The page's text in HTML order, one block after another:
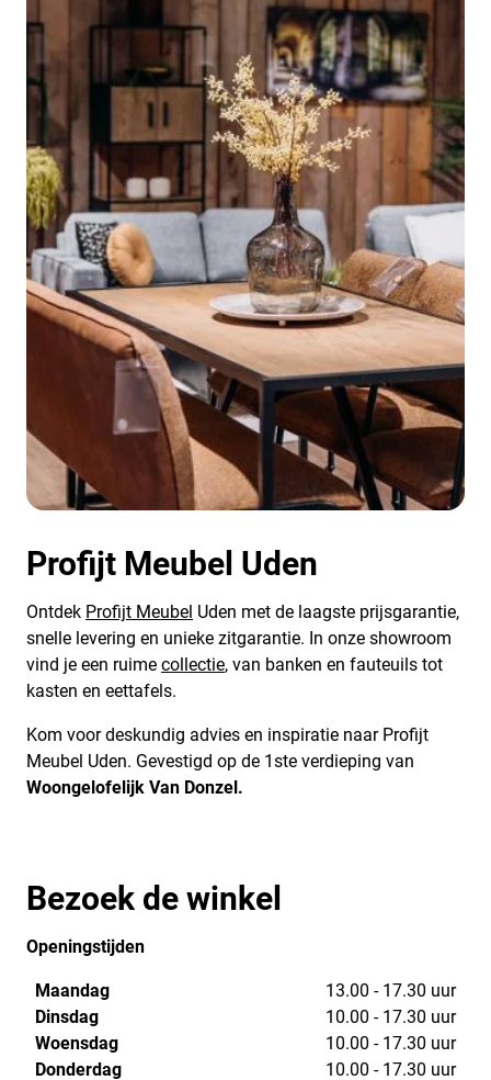
Profijt Meubel Uden
Ontdek Profijt Meubel Uden met de laagste prijsgarantie,
snelle levering en unieke zitgarantie. In onze showroom
vind je een ruime collectie, van banken en fauteuils tot
kasten en eettafels.
Kom voor deskundig advies en inspiratie naar Profijt
Meubel Uden. Gevestigd op de 1ste verdieping van
Woongelofelijk Van Donzel.
Bezoek de winkel
Openingstijden
Maandag
13.00 - 17.30 uur
Dinsdag
10.00 - 17.30 uur
Woensdag
10.00 - 17.30 uur
Donderdag
10.00 - 17.30 uur